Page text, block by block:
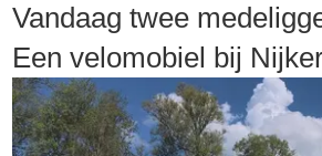
Vandaag twee
Een velomobiel bij